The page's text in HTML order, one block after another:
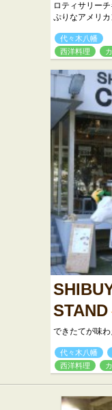
ロティサリー
ぷりなアメリカ
代々木八幡
西洋料理
STAND
できたてが味
代々木八幡
西洋料理